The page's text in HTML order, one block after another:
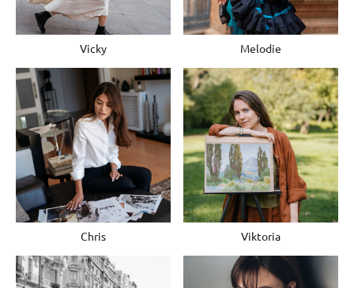
Vicky Melodie
Chris Viktoria